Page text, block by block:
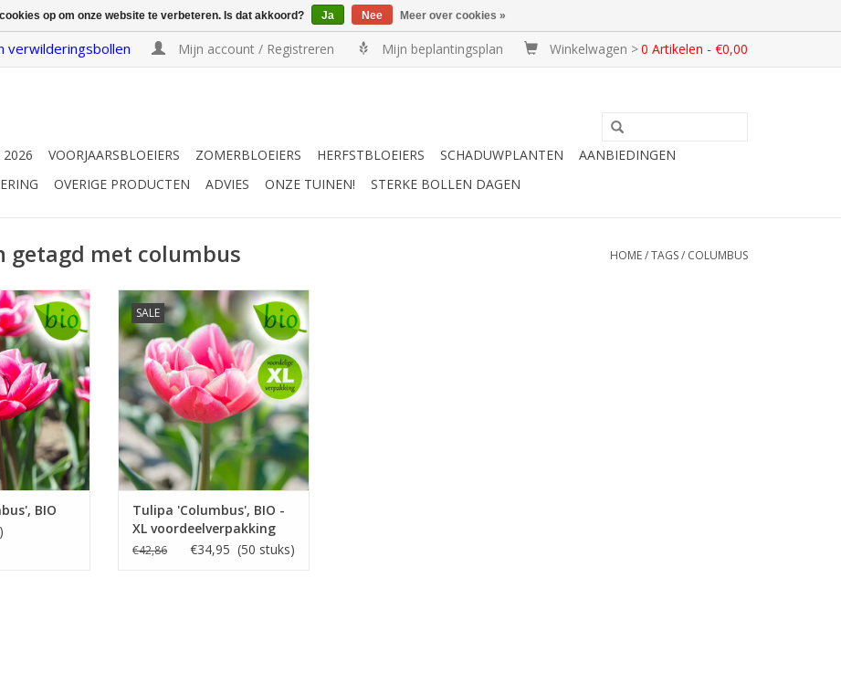
verwilderingsbollen Mijn account / Registreren Mijn beplantingsplan Winkelwagen >0 Artikelen - €0,00
2026 VOORJAARSBLOEIERS ZOMERBLOEIERS HERFSTBLOEIERS SCHADUWPLANTEN
AANBIEDINGEN
OVERIGE PRODUCTEN ADVIES ONZE TUINEN! STERKE BOLLEN DAGEN
getagd met columbus HOME/TAGS/ COLUMBUS
wit, 40 cm
lang
BIO
SALE
April/mei, roze met wit, 40 cm
Dubbele tulp, compact, lang
bloeiend
INFO EN KOPEN
Tulipa 'Columbus', BIO -
XL voordeelverpakking
€42,86 €34,95 (50 stuks)
op om onze website te verbeteren. Is dat akkoord? Ja Nee Meer over cookies »